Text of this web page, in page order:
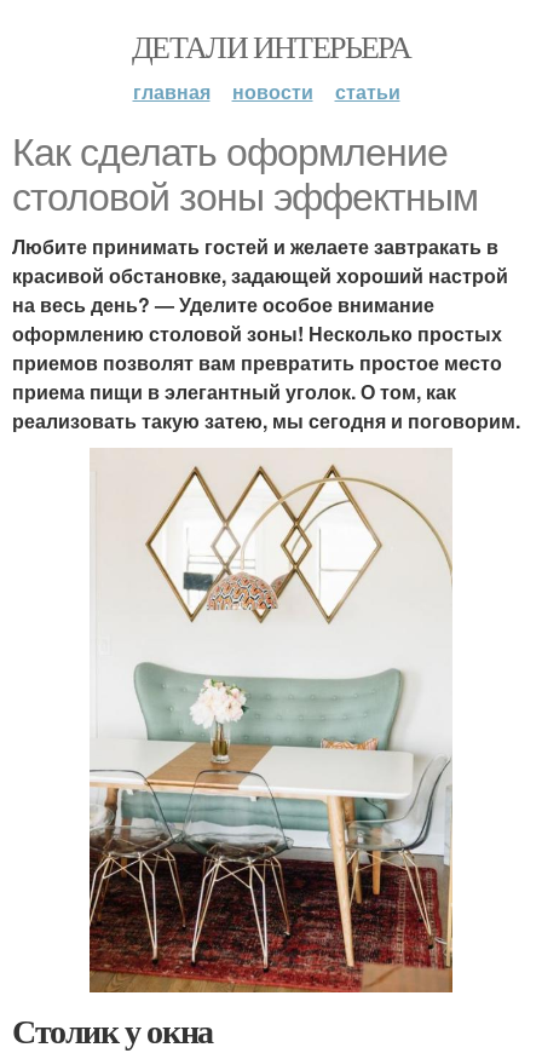
ДЕТАЛИ ИНТЕРЬЕРА
главная новости статьи
Как сделать оформление
столовой зоны эффектным
Любите принимать гостей и желаете завтракать в
красивой обстановке, задающей хороший настрой
на весь день? — Уделите особое внимание
оформлению столовой зоны! Несколько простых
приемов позволят вам превратить простое место
приема пищи в элегантный уголок. О том, как
реализовать такую затею, мы сегодня и поговорим.
Столик у окна